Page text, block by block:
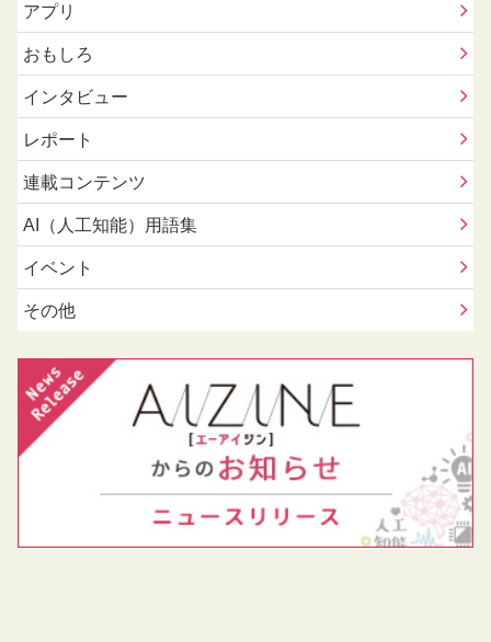
アプリ
おもしろ
インタビュー
レポート
連載コンテンツ
AI（人工知能）用語集
イベント
その他